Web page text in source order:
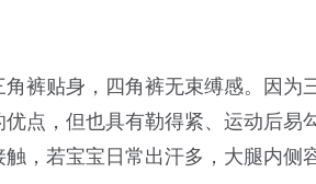
裤贴身，四角裤无束缚感。因
点，但也具有勒得紧、运动后
触，若宝宝日常出汗多，大腿内侧